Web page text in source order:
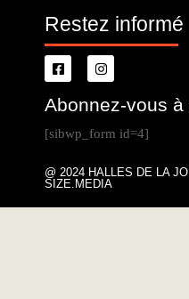
Restez informé
Abonnez-vous
[sibwp_form id=4]
@ 2024 HALLES DE LA
SIZE.MEDIA